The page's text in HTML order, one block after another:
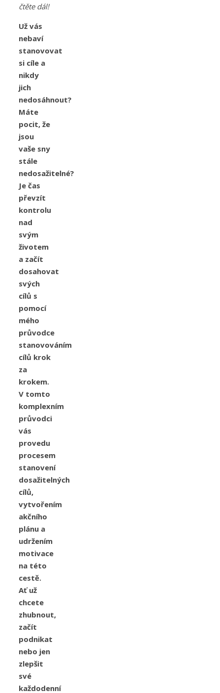
čtěte dál!
Už vás
nebaví
stanovovat
si cíle a
nikdy
jich
nedosáhnout?
Máte
pocit, že
jsou
vaše sny
stále
nedosažitelné?
Je čas
převzít
kontrolu
nad
svým
životem
a začít
dosahovat
svých
cílů s
pomocí
mého
průvodce
stanovováním
cílů krok
za
krokem.
V tomto
komplexním
průvodci
vás
provedu
procesem
stanovení
dosažitelných
cílů,
vytvořením
akčního
plánu a
udržením
motivace
na této
cestě.
Ať už
chcete
zhubnout,
začít
podnikat
nebo jen
zlepšit
své
každodenní